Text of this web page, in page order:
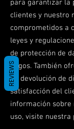
para garantizar la
clientes y nuestro
comprometidos a
leyes y
de protección de
pagos. También
de devolución de
satisfacción del
información
uso, visite nuestra
REVIEWS